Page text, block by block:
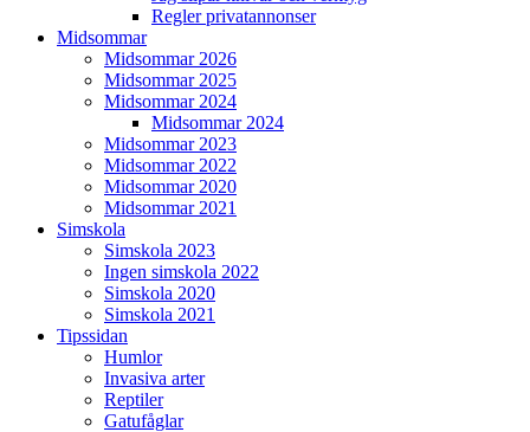
Regler privatannonser
Midsommar
Midsommar 2026
Midsommar 2025
Midsommar 2024
Midsommar 2024
Midsommar 2023
Midsommar 2022
Midsommar 2020
Midsommar 2021
Simskola
Simskola 2023
Ingen simskola 2022
Simskola 2020
Simskola 2021
Tipssidan
Humlor
Invasiva arter
Reptiler
Gatufåglar